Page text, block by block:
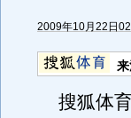
2009年10月22日
来
搜狐体育